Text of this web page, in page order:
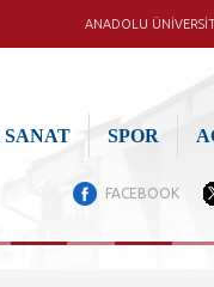
ANADOLU
SPOR
FACEBOOK